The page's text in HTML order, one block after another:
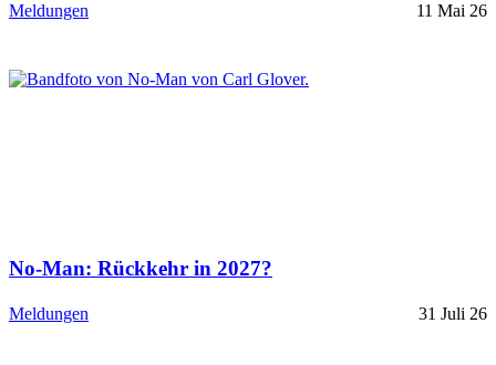
Meldungen 11 Mai 26
No-Man: Rückkehr in 2027?
Meldungen 31 Juli 26